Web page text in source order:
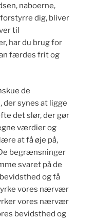
naboerne,
dig, bliver
til
har du brug for
færdes frit og
de
synes at ligge
det slør, der gør
værdier og
at få øje på,
begrænsninger
svaret på de
og få
vores nærvær
vores nærvær
bevidsthed og